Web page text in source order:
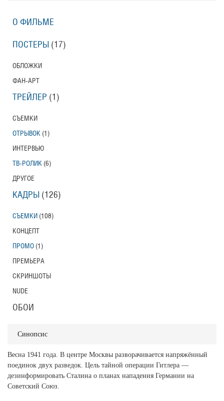
Синопсис
Весна 1941 года. В центре Москвы разворачивается напряжённый
поединок двух разведок. Цель тайной операции Гитлера —
дезинформировать Сталина о планах нападения Германии на
Советский Союз.
О ФИЛЬМЕ
ПОСТЕРЫ (17)
ОБЛОЖКИ
ФАН-АРТ
ТРЕЙЛЕР (1)
СЪЕМКИ
ОТРЫВОК (1)
ИНТЕРВЬЮ
ТВ-РОЛИК (6)
ДРУГОЕ
КАДРЫ (126)
СЪЕМКИ (108)
КОНЦЕПТ
ПРОМО (1)
ПРЕМЬЕРА
СКРИНШОТЫ
NUDE
ОБОИ